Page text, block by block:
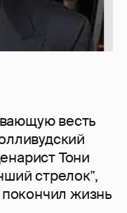
весть
Тони
стрелок",
жизнь